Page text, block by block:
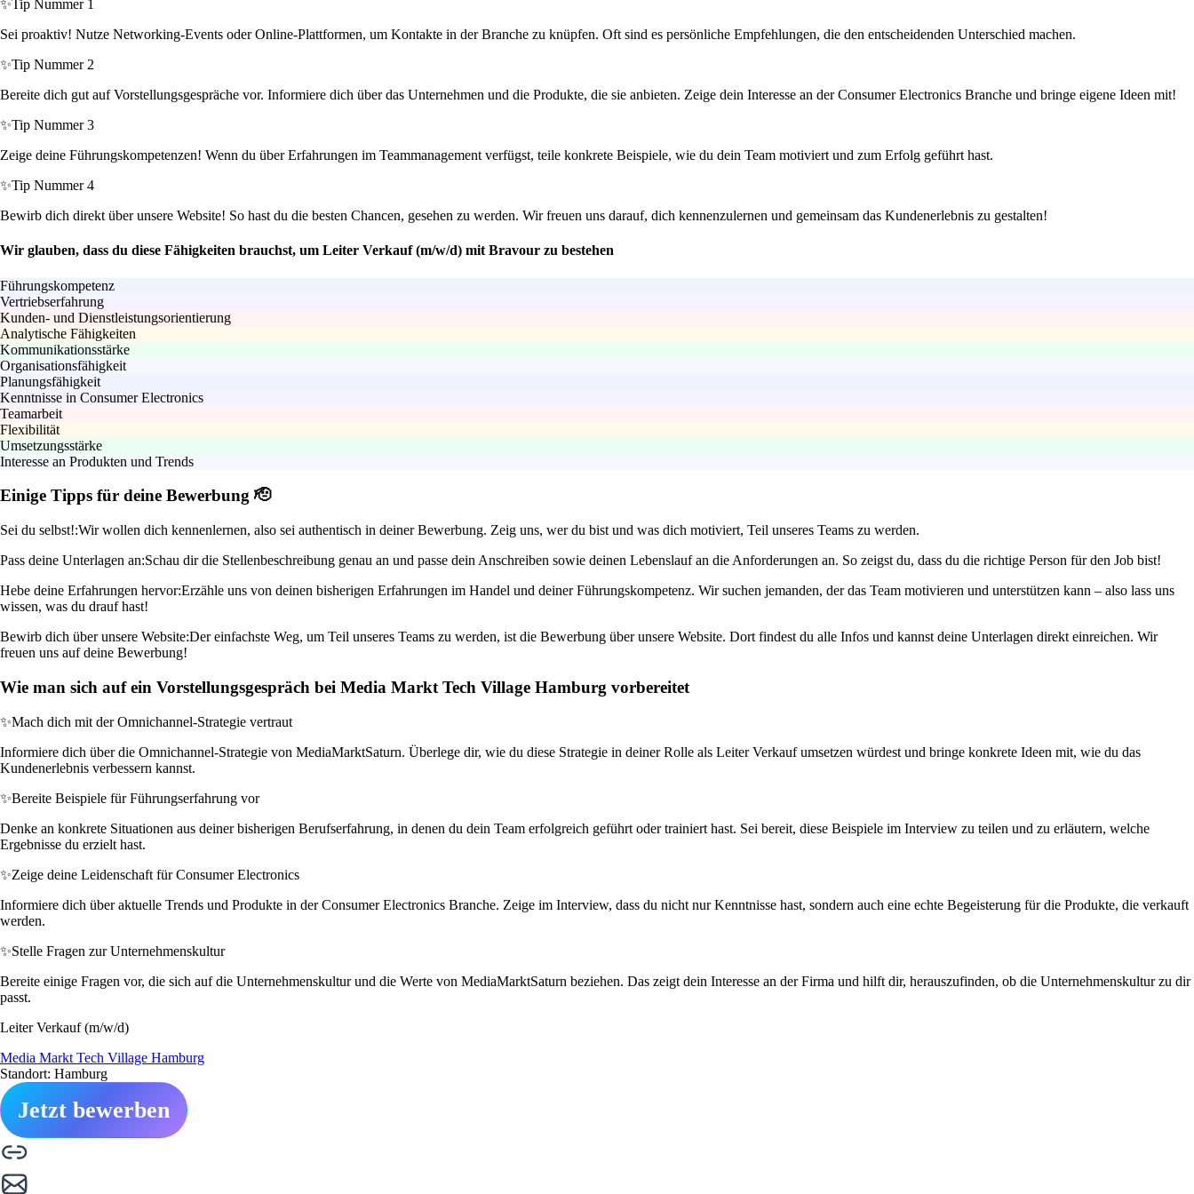
✨Tip Nummer 1
Sei proaktiv! Nutze Networking-Events oder Online-Plattformen, um Kontakte in der Branche zu knüpfen. Oft sind es persönliche Empfehlungen, die den entscheidenden Unterschied machen.
✨Tip Nummer 2
Bereite dich gut auf Vorstellungsgespräche vor. Informiere dich über das Unternehmen und die Produkte, die sie anbieten. Zeige dein Interesse an der Consumer Electronics Branche und bringe eigene Ideen mit!
✨Tip Nummer 3
Zeige deine Führungskompetenzen! Wenn du über Erfahrungen im Teammanagement verfügst, teile konkrete Beispiele, wie du dein Team motiviert und zum Erfolg geführt hast.
✨Tip Nummer 4
Bewirb dich direkt über unsere Website! So hast du die besten Chancen, gesehen zu werden. Wir freuen uns darauf, dich kennenzulernen und gemeinsam das Kundenerlebnis zu gestalten!
Wir glauben, dass du diese Fähigkeiten brauchst, um Leiter Verkauf (m/w/d) mit Bravour zu bestehen
Führungskompetenz
Vertriebserfahrung
Kunden- und Dienstleistungsorientierung
Analytische Fähigkeiten
Kommunikationsstärke
Organisationsfähigkeit
Planungsfähigkeit
Kenntnisse in Consumer Electronics
Teamarbeit
Flexibilität
Umsetzungsstärke
Interesse an Produkten und Trends
Einige Tipps für deine Bewerbung 🫡
Sei du selbst!:Wir wollen dich kennenlernen, also sei authentisch in deiner Bewerbung. Zeig uns, wer du bist und was dich motiviert, Teil unseres Teams zu werden.
Pass deine Unterlagen an:Schau dir die Stellenbeschreibung genau an und passe dein Anschreiben sowie deinen Lebenslauf an die Anforderungen an. So zeigst du, dass du die richtige Person für den Job bist!
Hebe deine Erfahrungen hervor:Erzähle uns von deinen bisherigen Erfahrungen im Handel und deiner Führungskompetenz. Wir suchen jemanden, der das Team motivieren und unterstützen kann – also lass uns
wissen, was du drauf hast!
Bewirb dich über unsere Website:Der einfachste Weg, um Teil unseres Teams zu werden, ist die Bewerbung über unsere Website. Dort findest du alle Infos und kannst deine Unterlagen direkt einreichen. Wir
freuen uns auf deine Bewerbung!
Wie man sich auf ein Vorstellungsgespräch bei Media Markt Tech Village Hamburg vorbereitet
✨Mach dich mit der Omnichannel-Strategie vertraut
Informiere dich über die Omnichannel-Strategie von MediaMarktSaturn. Überlege dir, wie du diese Strategie in deiner Rolle als Leiter Verkauf umsetzen würdest und bringe konkrete Ideen mit, wie du das
Kundenerlebnis verbessern kannst.
✨Bereite Beispiele für Führungserfahrung vor
Denke an konkrete Situationen aus deiner bisherigen Berufserfahrung, in denen du dein Team erfolgreich geführt oder trainiert hast. Sei bereit, diese Beispiele im Interview zu teilen und zu erläutern, welche
Ergebnisse du erzielt hast.
✨Zeige deine Leidenschaft für Consumer Electronics
Informiere dich über aktuelle Trends und Produkte in der Consumer Electronics Branche. Zeige im Interview, dass du nicht nur Kenntnisse hast, sondern auch eine echte Begeisterung für die Produkte, die verkauft
werden.
✨Stelle Fragen zur Unternehmenskultur
Bereite einige Fragen vor, die sich auf die Unternehmenskultur und die Werte von MediaMarktSaturn beziehen. Das zeigt dein Interesse an der Firma und hilft dir, herauszufinden, ob die Unternehmenskultur zu dir
passt.
Leiter Verkauf (m/w/d)
Media Markt Tech Village Hamburg
Standort: Hamburg
Jetzt bewerben